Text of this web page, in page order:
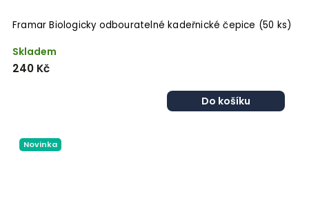
Framar Biologicky odbouratelné kadeřnické čepice (50 ks)
Skladem
240 Kč
Do košíku
Novinka